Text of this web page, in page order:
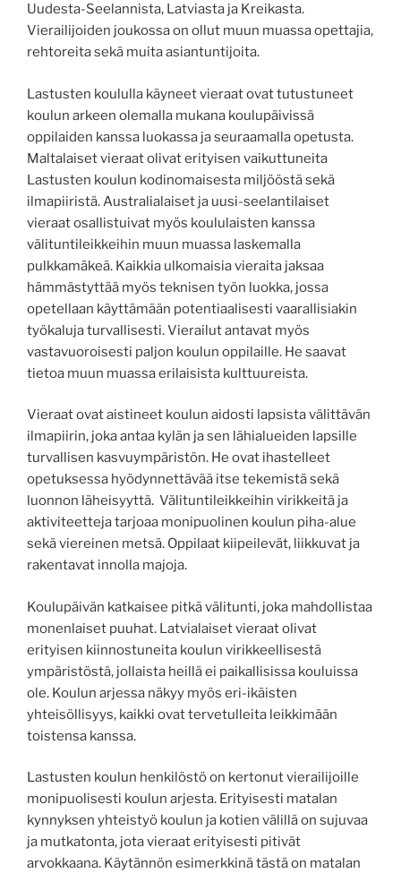
Uudesta-Seelannista, Latviasta ja Kreikasta.
Vierailijoiden joukossa on ollut muun muassa opettajia,
rehtoreita sekä muita asiantuntijoita.
Lastusten koululla käyneet vieraat ovat tutustuneet
koulun arkeen olemalla mukana koulupäivissä
oppilaiden kanssa luokassa ja seuraamalla opetusta.
Maltalaiset vieraat olivat erityisen vaikuttuneita
Lastusten koulun kodinomaisesta miljööstä sekä
ilmapiiristä. Australialaiset ja uusi-seelantilaiset
vieraat osallistuivat myös koululaisten kanssa
välituntileikkeihin muun muassa laskemalla
pulkkamäkeä. Kaikkia ulkomaisia vieraita jaksaa
hämmästyttää myös teknisen työn luokka, jossa
opetellaan käyttämään potentiaalisesti vaarallisiakin
työkaluja turvallisesti. Vierailut antavat myös
vastavuoroisesti paljon koulun oppilaille. He saavat
tietoa muun muassa erilaisista kulttuureista.
Vieraat ovat aistineet koulun aidosti lapsista välittävän
ilmapiirin, joka antaa kylän ja sen lähialueiden lapsille
turvallisen kasvuympäristön. He ovat ihastelleet
opetuksessa hyödynnettävää itse tekemistä sekä
luonnon läheisyyttä. Välituntileikkeihin virikkeitä ja
aktiviteetteja tarjoaa monipuolinen koulun piha-alue
sekä viereinen metsä. Oppilaat kiipeilevät, liikkuvat ja
rakentavat innolla majoja.
Koulupäivän katkaisee pitkä välitunti, joka mahdollistaa
monenlaiset puuhat. Latvialaiset vieraat olivat
erityisen kiinnostuneita koulun virikkeellisestä
ympäristöstä, jollaista heillä ei paikallisissa kouluissa
ole. Koulun arjessa näkyy myös eri-ikäisten
yhteisöllisyys, kaikki ovat tervetulleita leikkimään
toistensa kanssa.
Lastusten koulun henkilöstö on kertonut vierailijoille
monipuolisesti koulun arjesta. Erityisesti matalan
kynnyksen yhteistyö koulun ja kotien välillä on sujuvaa
ja mutkatonta, jota vieraat erityisesti pitivät
arvokkaana. Käytännön esimerkkinä tästä on matalan